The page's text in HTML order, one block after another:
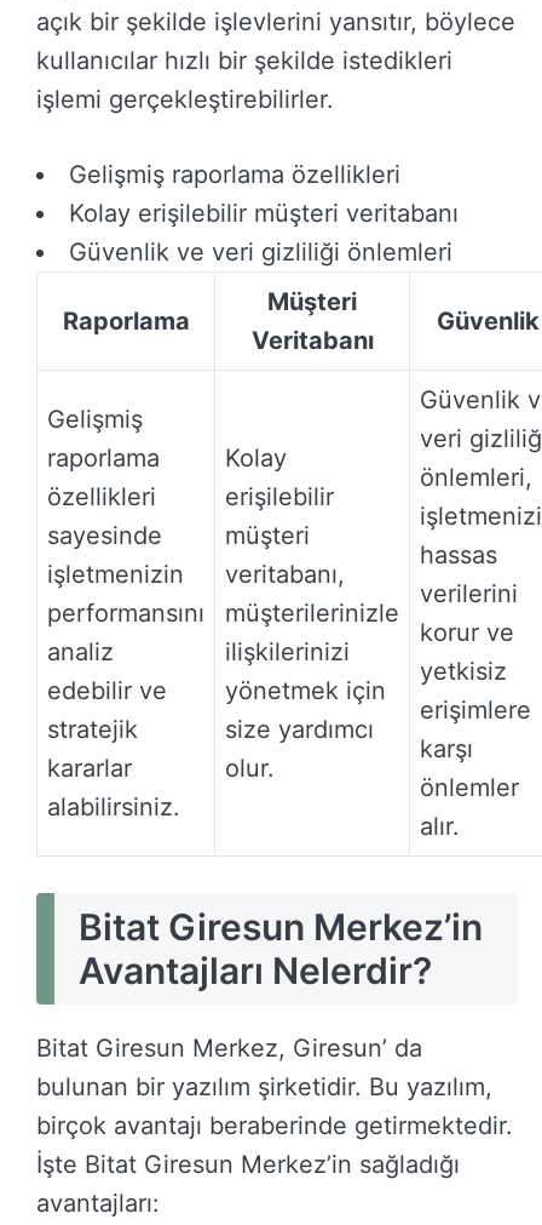
açık bir şekilde işlevlerini yansıtır, böylece
kullanıcılar hızlı bir şekilde istedikleri
işlemi gerçekleştirebilirler.
Gelişmiş raporlama özellikleri
Kolay erişilebilir müşteri veritabanı
Güvenlik ve veri gizliliği önlemleri
Raporlama
Müşteri
Veritabanı
Güvenlik
Gelişmiş
raporlama
özellikleri
sayesinde
işletmenizin
performansını
analiz
edebilir ve
stratejik
kararlar
alabilirsiniz.
Kolay
erişilebilir
müşteri
veritabanı,
müşterilerinizle
ilişkilerinizi
yönetmek için
size yardımcı
olur.
Güvenlik
veri
önlemleri,
hassas
verilerini
korur ve
yetkisiz
erişimlere
karşı
önlemler
alır.
Bitat Giresun Merkez’in
Avantajları Nelerdir?
Bitat Giresun Merkez, Giresun’ da
bulunan bir yazılım şirketidir. Bu yazılım,
birçok avantajı beraberinde getirmektedir.
İşte Bitat Giresun Merkez’in sağladığı
avantajları: